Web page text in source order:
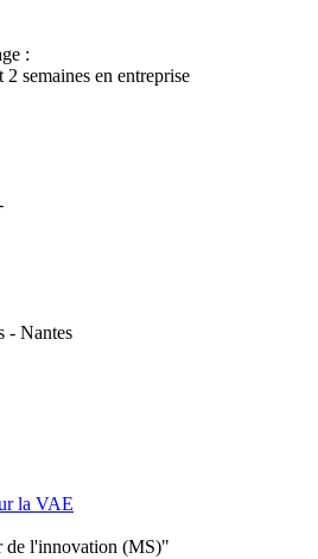
:
2 semaines en entreprise
- Nantes
la VAE
de l'innovation (MS)"